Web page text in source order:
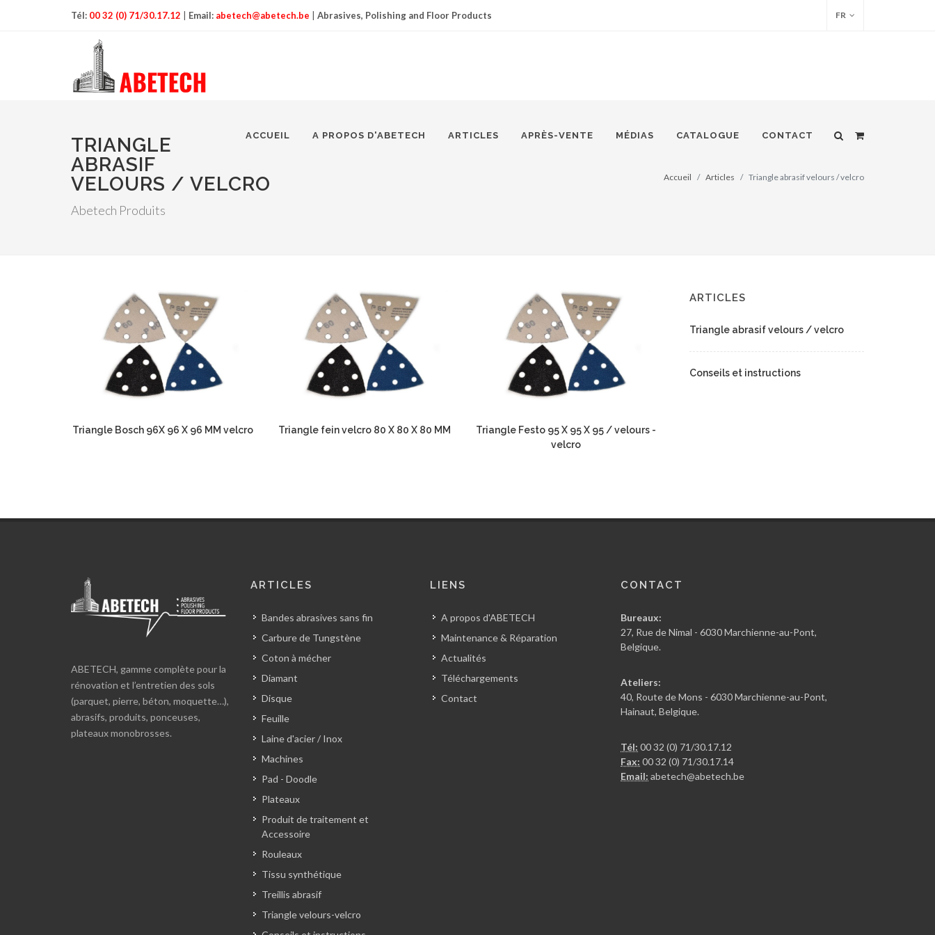
Tél: 00 32 (0) 71/30.17.12 Email: abetech@abetech.be Abrasives, Polishing and Floor Products FR
ACCUEIL A PROPOS D'ABETECH ARTICLES APRÈS-VENTE MÉDIAS CATALOGUE CONTACT
TRIANGLE
ABRASIF
VELOURS / VELCRO
Abetech Produits
Accueil Articles Triangle abrasif velours / velcro
Triangle Bosch 96X 96 X 96 MM velcro Triangle fein velcro 80 X 80 X 80 MM
Triangle Festo 95 X 95 X 95 / velours -
velcro
ARTICLES
Triangle abrasif velours / velcro
Conseils et instructions
ABETECH, gamme complète pour la
rénovation et l’entretien des sols
(parquet, pierre, béton, moquette…),
abrasifs, produits, ponceuses,
plateaux monobrosses.
ARTICLES
Bandes abrasives sans fin
Carbure de Tungstène
Coton à mécher
Diamant
Disque
Feuille
Laine d'acier / Inox
Machines
Pad - Doodle
Plateaux
Produit de traitement et
Accessoire
Rouleaux
Tissu synthétique
Treillis abrasif
Triangle velours-velcro
LIENS
A propos d'ABETECH
Maintenance & Réparation
Actualités
Téléchargements
Contact
CONTACT
Bureaux:
27, Rue de Nimal - 6030 Marchienne-au-Pont,
Belgique.
Ateliers:
40, Route de Mons - 6030 Marchienne-au-Pont,
Hainaut, Belgique.
Tél: 00 32 (0) 71/30.17.12
Fax: 00 32 (0) 71/30.17.14
Email: abetech@abetech.be